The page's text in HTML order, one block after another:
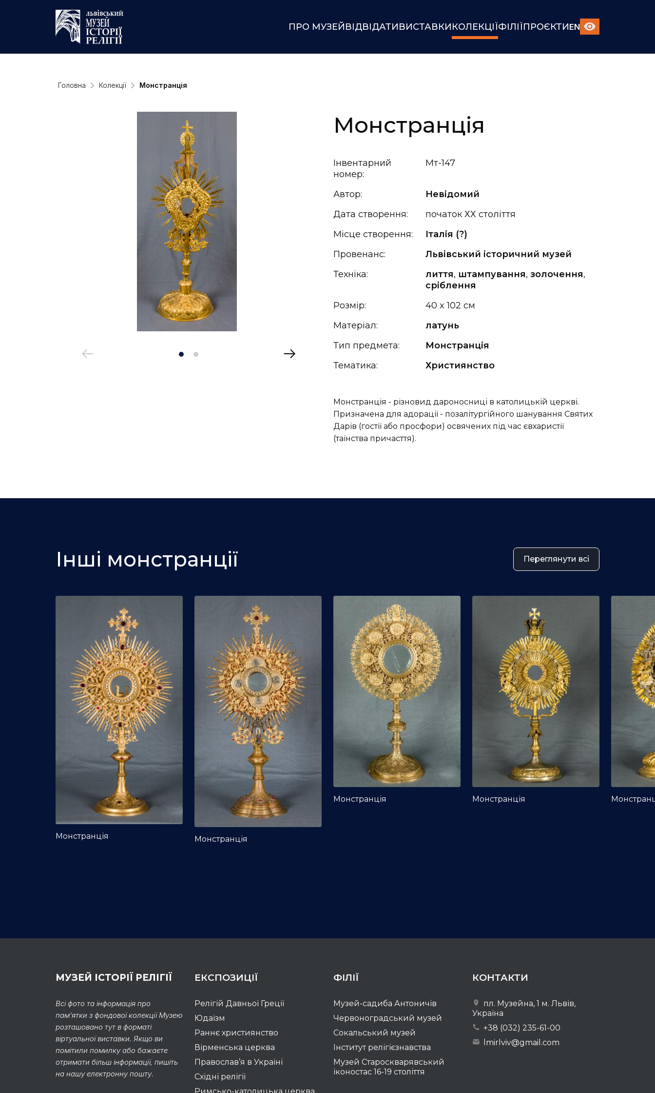
ПРО МУЗЕЙВІДВІДАТИВИСТАВКИКОЛЕКЦІЇФІЛІЇПРОЄКТИEN
Головна Колекції Монстранція
Монстранція
Інвентарний
номер:
Мт-147
Автор:
Невідомий
Дата створення:
початок ХХ століття
Місце створення:
Італія (?)
Провенанс:
Львівський історичний музей
Техніка:
лиття, штампування, золочення,
сріблення
Розмір:
40 x 102 см
Матеріал:
латунь
Тип предмета:
Монстранція
Тематика:
Християнство
Монстранція - різновид дароносниці в католицькій церкві.
Призначена для адорації - позалітургійного шанування Святих
Дарів (гостії або просфори) освячених під час євхаристії
(таїнства причасття).
Інші монстранції Переглянути всі
Монстранція Монстранція
Монстранція Монстранція
МУЗЕЙ ІСТОРІЇ РЕЛІГІЇ
Всі фото та інформація про
пам’ятки з фондової колекції Музею
розташовано тут в форматі
віртуальної виставки. Якщо ви
помітили помилку або бажаєте
отримати більш інформації, пишіть
на нашу електронну пошту.
ЕКСПОЗИЦІЇ
Релігій Давньої Греції
Юдаїзм
Раннє християнство
Вірменська церква
Православ’я в Україні
Східні релігії
ФІЛІЇ
Музей-садиба Антоничів
Червоноградський музей
Сокальський музей
Інститут релігієзнавства
Музей Староскварявський
іконостас 16-19 cтоліття
КОНТАКТИ
пл. Музейна, 1 м. Львів,
Україна
+38 (032) 235-61-00
lmirlviv@gmail.com